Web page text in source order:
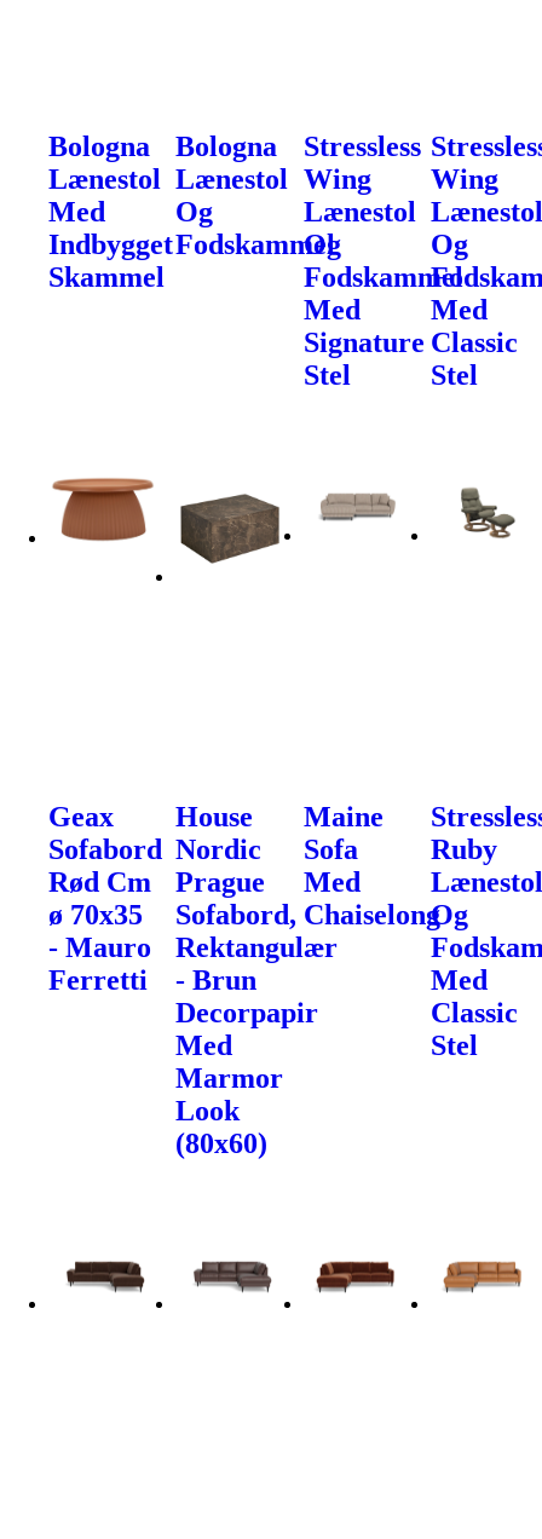
Bologna
Lænestol
Med
Indbygget
Skammel
Bologna
Lænestol
Og
Fodskammel
Stressless
Wing
Lænestol
Og
Fodskammel
Med
Signature
Stel
Wing
Og
Med
Classic
Stel
Geax
Sofabord
Rød Cm
ø 70x35
- Mauro
Ferretti
House
Nordic
Prague
Sofabord,
Rektangulær
- Brun
Decorpapir
Med
Marmor
Look
(80x60)
Maine
Sofa
Med
Chaiselong
Ruby
Og
Med
Classic
Stel